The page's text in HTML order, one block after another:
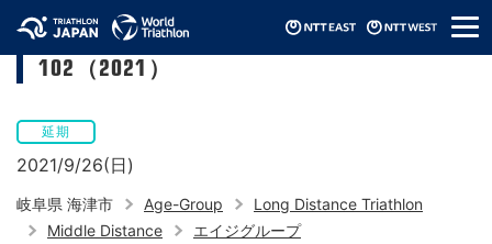
メ
ニ
第10回長良川ミドルトライアスロン
102（2021）
延期
2021/9/26(日)
岐阜県 海津市 Age-Group
Long Distance Triathlon
Middle Distance
エイジグループ